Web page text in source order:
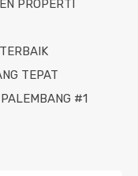
PROPERTI
TEPAT
#1